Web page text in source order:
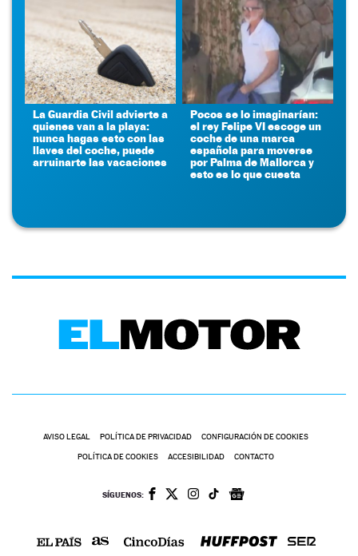
La Guardia Civil advierte a
quienes van a la playa:
nunca hagas esto con las
llaves del coche, puede
arruinarte las vacaciones
Pocos se lo imaginarían:
el rey Felipe VI escoge un
coche de una marca
española para moverse
por Palma de Mallorca y
esto es lo que cuesta
AVISO LEGAL POLÍTICA DE PRIVACIDAD CONFIGURACIÓN DE COOKIES
POLÍTICA DE COOKIES ACCESIBILIDAD CONTACTO
SÍGUENOS: